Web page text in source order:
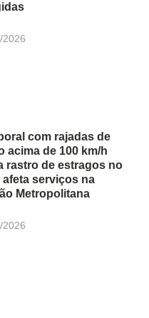
2026
com rajadas de
acima de 100 km/h
rastro de estragos no
afeta serviços na
Metropolitana
2026